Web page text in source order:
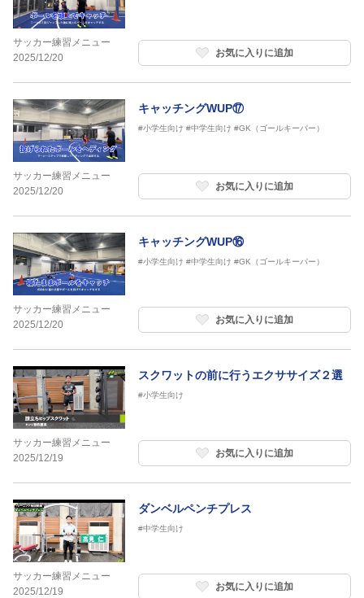
サッカー練習メニュー
2025/12/20
お気に入りに追加
サッカー練習メニュー
2025/12/20
キャッチングWUP⑰
#小学生向け #中学生向け #GK（ゴールキーパー）
お気に入りに追加
サッカー練習メニュー
2025/12/20
キャッチングWUP⑯
#小学生向け #中学生向け #GK（ゴールキーパー）
お気に入りに追加
サッカー練習メニュー
2025/12/19
スクワットの前に行うエクササイズ２選
#小学生向け
お気に入りに追加
サッカー練習メニュー
2025/12/19
ダンベルペンチプレス
#中学生向け
お気に入りに追加